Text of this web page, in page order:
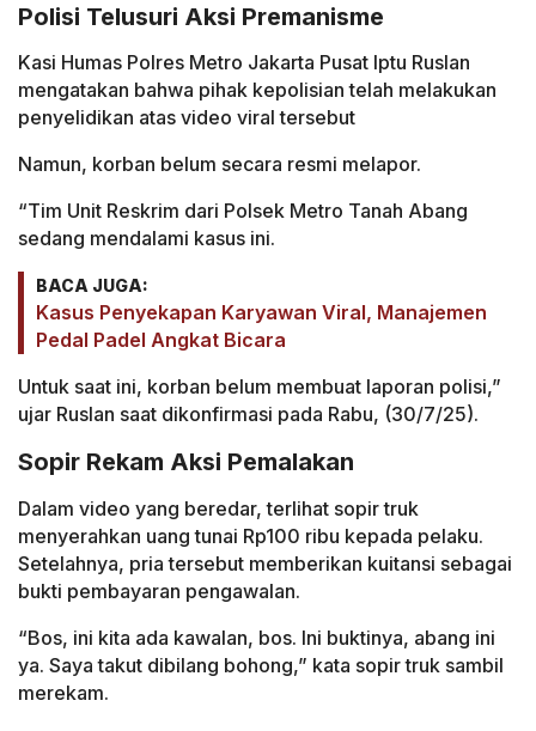
Polisi Telusuri Aksi Premanisme
Kasi Humas Polres Metro Jakarta Pusat Iptu Ruslan
mengatakan bahwa pihak kepolisian telah melakukan
penyelidikan atas video viral tersebut
Namun, korban belum secara resmi melapor.
“Tim Unit Reskrim dari Polsek Metro Tanah Abang
sedang mendalami kasus ini.
BACA JUGA:
Kasus Penyekapan Karyawan Viral, Manajemen
Pedal Padel Angkat Bicara
Untuk saat ini, korban belum membuat laporan polisi,”
ujar Ruslan saat dikonfirmasi pada Rabu, (30/7/25).
Sopir Rekam Aksi Pemalakan
Dalam video yang beredar, terlihat sopir truk
menyerahkan uang tunai Rp100 ribu kepada pelaku.
Setelahnya, pria tersebut memberikan kuitansi sebagai
bukti pembayaran pengawalan.
“Bos, ini kita ada kawalan, bos. Ini buktinya, abang ini
ya. Saya takut dibilang bohong,” kata sopir truk sambil
merekam.